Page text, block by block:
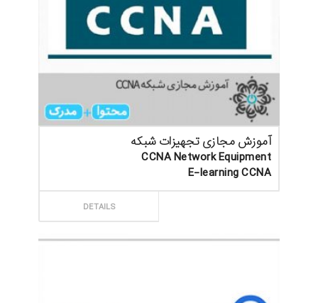
آموزش مجازی تجهیزات شبکه
CCNA Network Equipment
E-learning CCNA
DETAILS